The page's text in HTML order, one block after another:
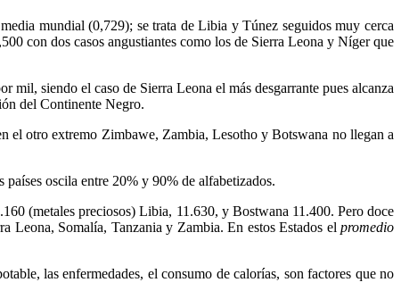
mundial (0,729); se trata de Libia y Túnez seguidos muy cerca
con dos casos angustiantes como los de Sierra Leona y Níger que
mil, siendo el caso de Sierra Leona el más desgarrante pues alcanza
del Continente Negro.
el otro extremo Zimbawe, Zambia, Lesotho y Botswana no llegan a
oscila entre 20% y 90% de alfabetizados.
(metales preciosos) Libia, 11.630, y Bostwana 11.400. Pero doce
Leona, Somalía, Tanzania y Zambia. En estos Estados el promedio
las enfermedades, el consumo de calorías, son factores que no